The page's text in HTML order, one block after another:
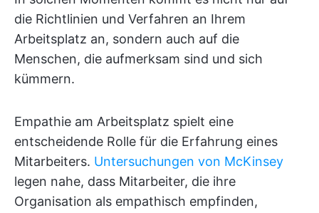
die Richtlinien und Verfahren an Ihrem
Arbeitsplatz an, sondern auch auf die
Menschen, die aufmerksam sind und sich
kümmern.
Empathie am Arbeitsplatz spielt eine
entscheidende Rolle für die Erfahrung eines
Mitarbeiters. Untersuchungen von McKinsey
legen nahe, dass Mitarbeiter, die ihre
Organisation als empathisch empfinden,